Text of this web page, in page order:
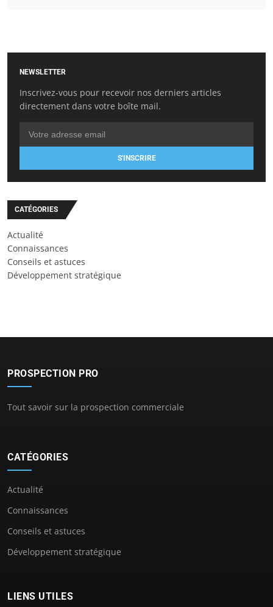
NEWSLETTER
Inscrivez-vous pour recevoir nos derniers articles
directement dans votre boîte mail.
S'INSCRIRE
CATÉGORIES
Actualité
Connaissances
Conseils et astuces
Développement stratégique
PROSPECTION PRO
Tout savoir sur la prospection commerciale
CATÉGORIES
Actualité
Connaissances
Conseils et astuces
Développement stratégique
LIENS UTILES